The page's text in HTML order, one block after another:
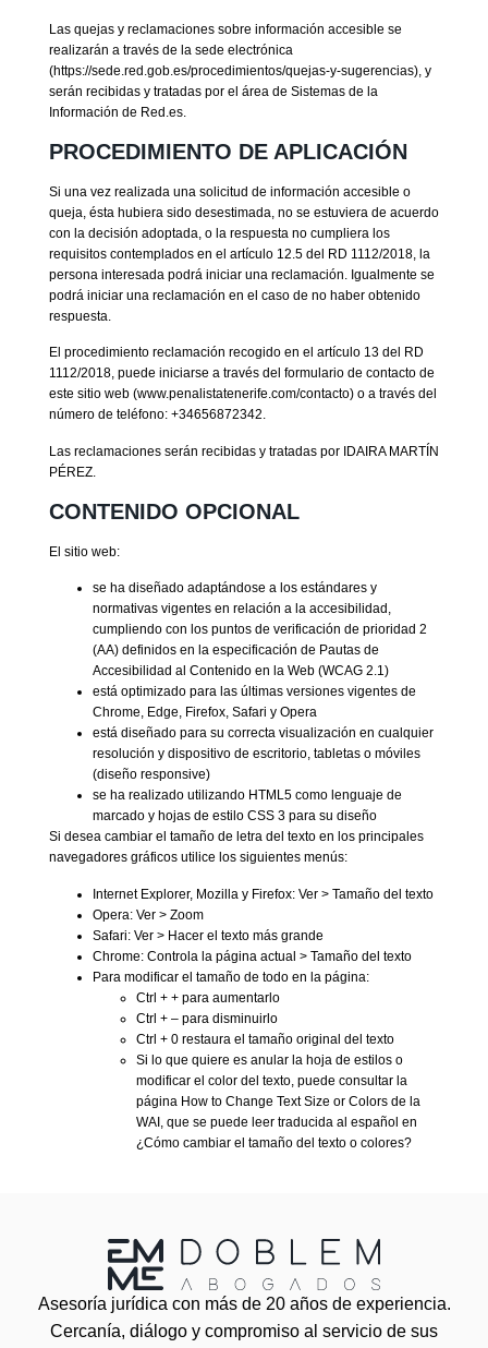
Las quejas y reclamaciones sobre información accesible se
realizarán a través de la sede electrónica
(https://sede.red.gob.es/procedimientos/quejas-y-sugerencias), y
serán recibidas y tratadas por el área de Sistemas de la
Información de Red.es.
PROCEDIMIENTO DE APLICACIÓN
Si una vez realizada una solicitud de información accesible o
queja, ésta hubiera sido desestimada, no se estuviera de acuerdo
con la decisión adoptada, o la respuesta no cumpliera los
requisitos contemplados en el artículo 12.5 del RD 1112/2018, la
persona interesada podrá iniciar una reclamación. Igualmente se
podrá iniciar una reclamación en el caso de no haber obtenido
respuesta.
El procedimiento reclamación recogido en el artículo 13 del RD
1112/2018, puede iniciarse a través del formulario de contacto de
este sitio web (www.penalistatenerife.com/contacto) o a través del
número de teléfono: +34656872342.
Las reclamaciones serán recibidas y tratadas por IDAIRA MARTÍN
PÉREZ.
CONTENIDO OPCIONAL
El sitio web:
se ha diseñado adaptándose a los estándares y
normativas vigentes en relación a la accesibilidad,
cumpliendo con los puntos de verificación de prioridad 2
(AA) definidos en la especificación de Pautas de
Accesibilidad al Contenido en la Web (WCAG 2.1)
está optimizado para las últimas versiones vigentes de
Chrome, Edge, Firefox, Safari y Opera
está diseñado para su correcta visualización en cualquier
resolución y dispositivo de escritorio, tabletas o móviles
(diseño responsive)
se ha realizado utilizando HTML5 como lenguaje de
marcado y hojas de estilo CSS 3 para su diseño
Si desea cambiar el tamaño de letra del texto en los principales
navegadores gráficos utilice los siguientes menús:
Internet Explorer, Mozilla y Firefox: Ver > Tamaño del texto
Opera: Ver > Zoom
Safari: Ver > Hacer el texto más grande
Chrome: Controla la página actual > Tamaño del texto
Para modificar el tamaño de todo en la página:
Ctrl + + para aumentarlo
Ctrl + – para disminuirlo
Ctrl + 0 restaura el tamaño original del texto
Si lo que quiere es anular la hoja de estilos o
modificar el color del texto, puede consultar la
página How to Change Text Size or Colors de la
WAI, que se puede leer traducida al español en
¿Cómo cambiar el tamaño del texto o colores?
Asesoría jurídica con más de 20 años de experiencia.
Cercanía, diálogo y compromiso al servicio de sus